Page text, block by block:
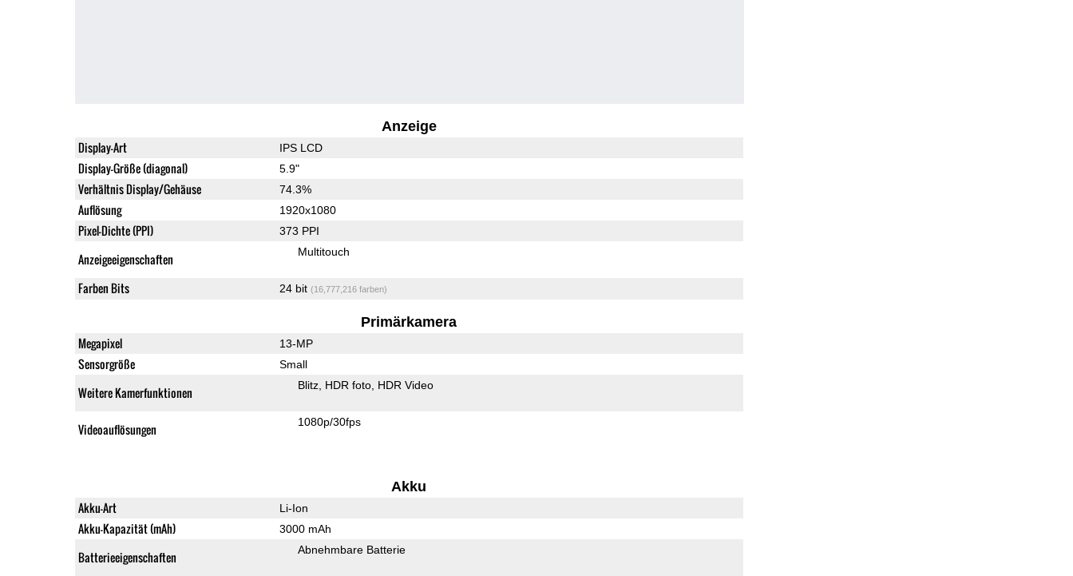
Anzeige
Display-Art IPS LCD
Display-Größe (diagonal) 5.9"
Verhältnis Display/Gehäuse 74.3%
Auflösung 1920x1080
Pixel-Dichte (PPI) 373 PPI
Anzeigeeigenschaften Multitouch
Farben Bits 24 bit (16,777,216 farben)
Primärkamera
Megapixel 13-MP
Sensorgröße Small
Weitere Kamerfunktionen Blitz HDR foto HDR Video
Videoauflösungen 1080p/30fps
Akku
Akku-Art Li-Ion
Akku-Kapazität (mAh) 3000 mAh
Batterieeigenschaften Abnehmbare Batterie